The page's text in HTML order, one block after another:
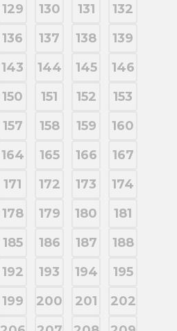
129 130 131
132
136 137 138
139
143 144 145
146
150 151 152
153
157 158 159
160
164 165 166
167
171 172 173
174
178 179 180
181
185 186 187
188
192 193 194
195
199 200 201
202